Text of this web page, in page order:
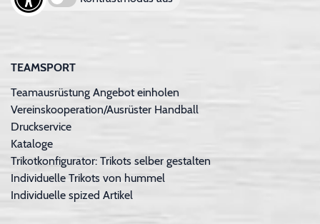
TEAMSPORT
Teamausrüstung Angebot einholen
Vereinskooperation/Ausrüster Handball
Druckservice
Kataloge
Trikotkonfigurator: Trikots selber gestalten
Individuelle Trikots von hummel
Individuelle spized Artikel